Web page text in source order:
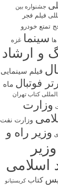
جشنواره بین
فیلم فجر
تمتع خودرو
سینما غزه
و ارشاد
فیلم سینمایی
فوتبال ماه
کتاب تهران
وزارت
وزارت نفت
وزیر راه و
وزیر
اسلامی
کتاب کریستیانو